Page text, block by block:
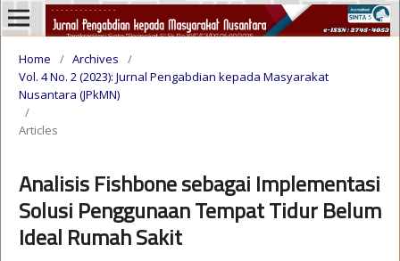
Home / Archives
/
Vol. 4 No. 2 (2023): Jurnal Pengabdian kepada Masyarakat
Nusantara (JPkMN)
/
Articles
Analisis Fishbone sebagai Implementasi
Solusi Penggunaan Tempat Tidur Belum
Ideal Rumah Sakit